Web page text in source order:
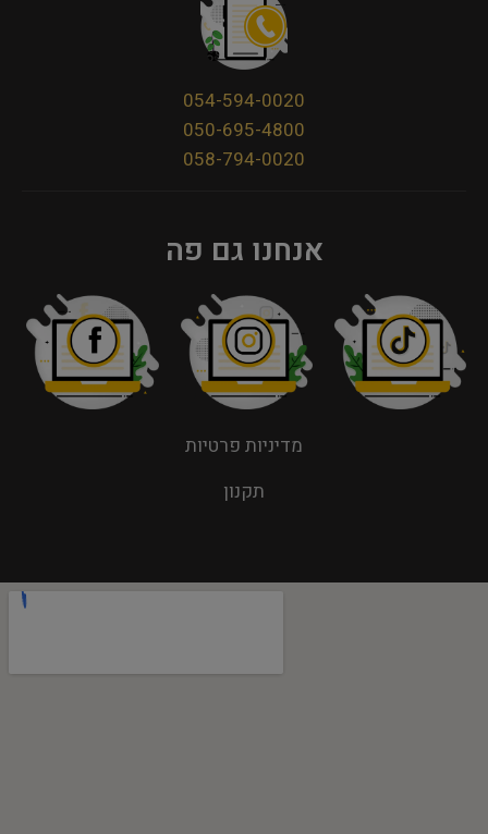
054-594-0020
050-695-4800
058-794-0020
אנחנו גם פה
מדיניות פרטיות
תקנון